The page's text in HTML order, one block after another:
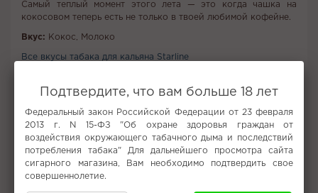
Самый теплый момент этого лета — это когда чашка на
кокосовом теперь есть не только в твоей любимой кофейне.
Вкус: Кокос, Молоко
Все вкусы табака для кальяна Starline
Не забудьте купить
Подтвердите, что вам больше 18 лет
Федеральный закон Российской Федерации от 23 февраля
2013 г. N 15-ФЗ "Об охране здоровья граждан от
воздействия окружающего табачного дыма и последствий
потребления табака" Для дальнейшего просмотра сайта
сигарного магазина, Вам необходимо подтвердить свое
совершеннолетие.